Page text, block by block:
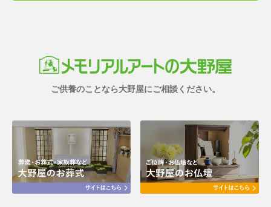
ご供養のことなら大野屋にご相談ください。